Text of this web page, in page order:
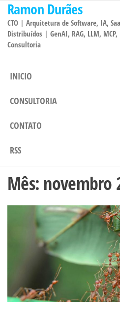
Pular
para
conteúdo
Ramon Durães
CTO | Arquitetura de Software, IA,
Distribuídos | GenAI, RAG, LLM,
Consultoria
INICIO
CONSULTORIA
CONTATO
RSS
Mês: novembro